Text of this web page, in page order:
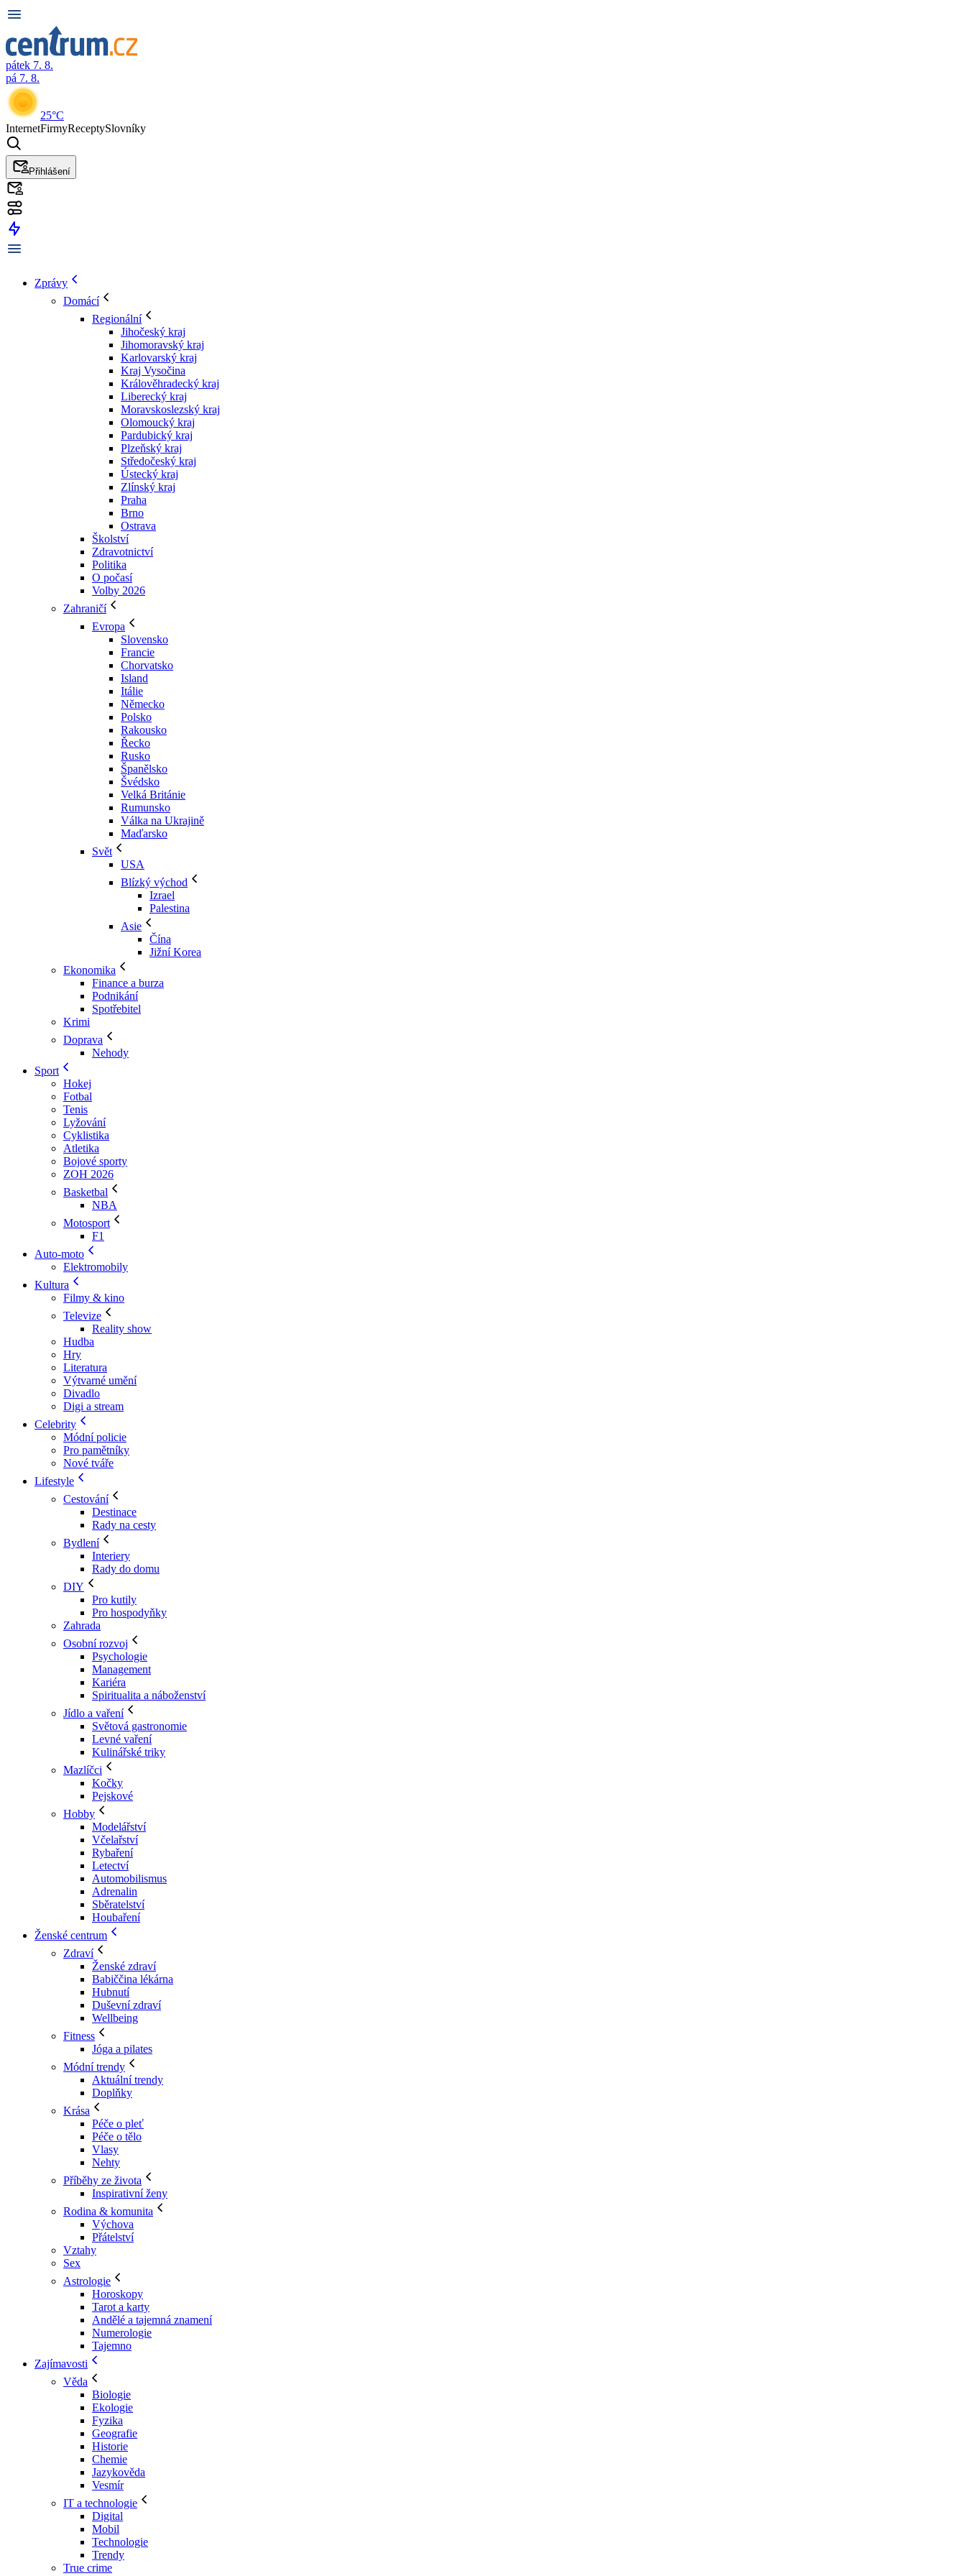
pátek 7. 8.
pá 7. 8.
25°C
InternetFirmyReceptySlovníky
Přihlášení
Zprávy
Domácí
Regionální
Jihočeský kraj
Jihomoravský kraj
Karlovarský kraj
Kraj Vysočina
Králověhradecký kraj
Liberecký kraj
Moravskoslezský kraj
Olomoucký kraj
Pardubický kraj
Plzeňský kraj
Středočeský kraj
Ústecký kraj
Zlínský kraj
Praha
Brno
Ostrava
Školství
Zdravotnictví
Politika
O počasí
Volby 2026
Zahraničí
Evropa
Slovensko
Francie
Chorvatsko
Island
Itálie
Německo
Polsko
Rakousko
Řecko
Rusko
Španělsko
Švédsko
Velká Británie
Rumunsko
Válka na Ukrajině
Maďarsko
Svět
USA
Blízký východ
Izrael
Palestina
Asie
Čína
Jižní Korea
Ekonomika
Finance a burza
Podnikání
Spotřebitel
Krimi
Doprava
Nehody
Sport
Hokej
Fotbal
Tenis
Lyžování
Cyklistika
Atletika
Bojové sporty
ZOH 2026
Basketbal
NBA
Motosport
F1
Auto-moto
Elektromobily
Kultura
Filmy & kino
Televize
Reality show
Hudba
Hry
Literatura
Výtvarné umění
Divadlo
Digi a stream
Celebrity
Módní policie
Pro pamětníky
Nové tváře
Lifestyle
Cestování
Destinace
Rady na cesty
Bydlení
Interiery
Rady do domu
DIY
Pro kutily
Pro hospodyňky
Zahrada
Osobní rozvoj
Psychologie
Management
Kariéra
Spiritualita a náboženství
Jídlo a vaření
Světová gastronomie
Levné vaření
Kulinářské triky
Mazlíčci
Kočky
Pejskové
Hobby
Modelářství
Včelařství
Rybaření
Letectví
Automobilismus
Adrenalin
Sběratelství
Houbaření
Ženské centrum
Zdraví
Ženské zdraví
Babiččina lékárna
Hubnutí
Duševní zdraví
Wellbeing
Fitness
Jóga a pilates
Módní trendy
Aktuální trendy
Doplňky
Krása
Péče o pleť
Péče o tělo
Vlasy
Nehty
Příběhy ze života
Inspirativní ženy
Rodina & komunita
Výchova
Přátelství
Vztahy
Sex
Astrologie
Horoskopy
Tarot a karty
Andělé a tajemná znamení
Numerologie
Tajemno
Zajímavosti
Věda
Biologie
Ekologie
Fyzika
Geografie
Historie
Chemie
Jazykověda
Vesmír
IT a technologie
Digital
Mobil
Technologie
Trendy
True crime